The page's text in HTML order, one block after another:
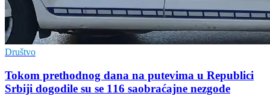
Društvo
Tokom prethodnog dana na putevima u Republici
Srbiji dogodile su se 116 saobraćajne nezgode